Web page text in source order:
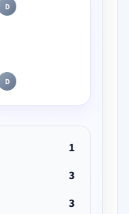
D
D
1
3
3